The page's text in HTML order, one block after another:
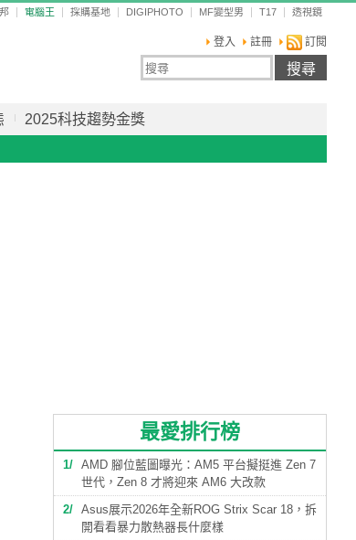
電腦王 採購基地 DIGIPHOTO MF變型男 T17 透視鏡
登入 註冊 訂閱
2025科技趨勢金獎
最愛排行榜
1
AMD 腳位藍圖曝光：AM5 平台擬挺進 Zen 7
世代，Zen 8 才將迎來 AM6 大改款
2
Asus展示2026年全新ROG Strix Scar 18，拆
開看看暴力散熱器長什麼樣